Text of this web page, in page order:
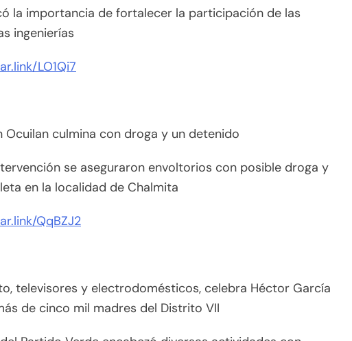
la importancia de fortalecer la participación de las
ingenierías
LO1Qi7
Ocuilan culmina con droga y un detenido
se aseguraron envoltorios con posible droga y
en la localidad de Chalmita
QqBZJ2
televisores y electrodomésticos, celebra Héctor García
de cinco mil madres del Distrito VII